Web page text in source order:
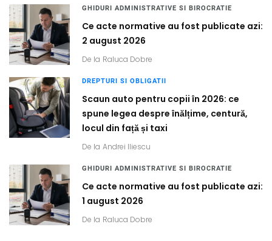
GHIDURI ADMINISTRATIVE SI BIROCRATIE
Ce acte normative au fost publicate azi:
2 august 2026
De la Raluca Dobre
DREPTURI SI OBLIGATII
Scaun auto pentru copii în 2026: ce
spune legea despre înălțime, centură,
locul din față și taxi
De la Andrei Iliescu
GHIDURI ADMINISTRATIVE SI BIROCRATIE
Ce acte normative au fost publicate azi:
1 august 2026
De la Raluca Dobre